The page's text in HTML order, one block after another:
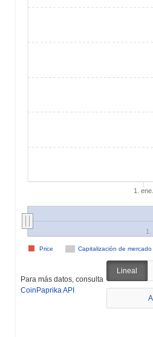
1. ene.
Capitalización de mercado
Price
1.
Para más datos, consulta
CoinPaprika API
Lineal